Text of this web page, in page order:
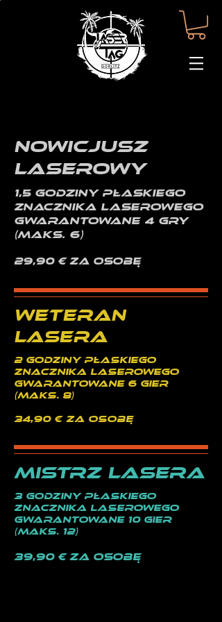
Nowicjusz
laserowy
1,5 godziny płaskiego
znacznika laserowego
Gwarantowane 4 gry
(maks. 6)
29,90 € za osobę
Weteran
Lasera
2 godziny płaskiego
znacznika laserowego
Gwarantowane 6 gier
(maks. 8)
34,90 € za osobę
Mistrz Lasera
3 godziny płaskiego
znacznika laserowego
Gwarantowane 10 gier
(maks. 12)
39,90 € za osobę